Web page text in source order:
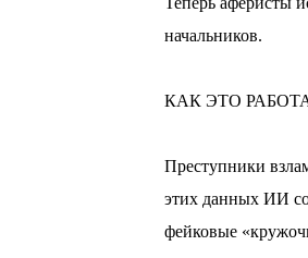
начальников.
КАК ЭТО
Преступники
этих данных ИИ
фейковые